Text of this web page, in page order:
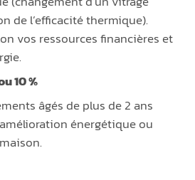
de l’efficacité thermique).
vos ressources financières et
10 %
âgés de plus de 2 ans
énergétique ou